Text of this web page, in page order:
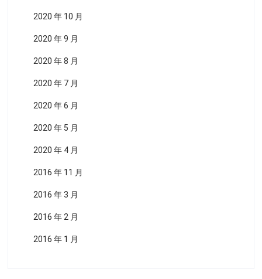
2020 年 10 月
2020 年 9 月
2020 年 8 月
2020 年 7 月
2020 年 6 月
2020 年 5 月
2020 年 4 月
2016 年 11 月
2016 年 3 月
2016 年 2 月
2016 年 1 月